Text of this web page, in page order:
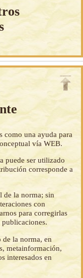
como una ayuda para
vía WEB.
puede ser utilizado
corresponde a
de la norma; sin
con
para corregirlas
de la norma, en
metainformación,
interesados en